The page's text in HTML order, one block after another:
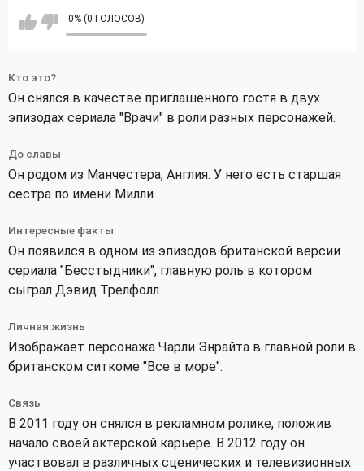
0% (0 ГОЛОСОВ)
Кто это?
Он снялся в качестве приглашенного гостя в двух
эпизодах сериала "Врачи" в роли разных персонажей.
До славы
Он родом из Манчестера, Англия. У него есть старшая
сестра по имени Милли.
Интересные факты
Он появился в одном из эпизодов британской версии
сериала "Бесстыдники", главную роль в котором
сыграл Дэвид Трелфолл.
Личная жизнь
Изображает персонажа Чарли Энрайта в главной роли в
британском ситкоме "Все в море".
Связь
В 2011 году он снялся в рекламном ролике, положив
начало своей актерской карьере. В 2012 году он
участвовал в различных сценических и телевизионных